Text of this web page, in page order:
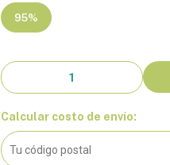
95%
Calcular costo de envío: